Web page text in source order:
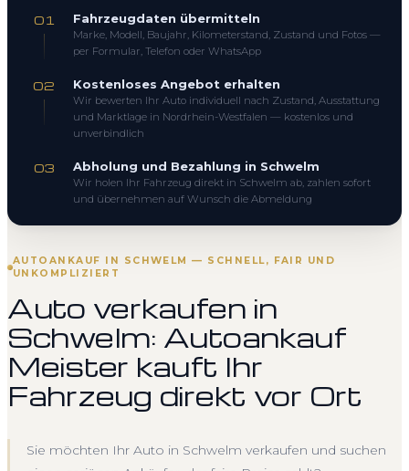
AUTOANKAUF IN SCHWELM — SCHNELL, FAIR UND
UNKOMPLIZIERT
Auto verkaufen in
Schwelm: Autoankauf
Meister kauft Ihr
Fahrzeug direkt vor Ort
Sie möchten Ihr Auto in Schwelm verkaufen und suchen
01 Fahrzeugdaten übermitteln
Marke, Modell, Baujahr, Kilometerstand, Zustand und Fotos —
per Formular, Telefon oder WhatsApp
02 Kostenloses Angebot erhalten
Wir bewerten Ihr Auto individuell nach Zustand, Ausstattung
und Marktlage in Nordrhein-Westfalen — kostenlos und
unverbindlich
03 Abholung und Bezahlung in Schwelm
Wir holen Ihr Fahrzeug direkt in Schwelm ab, zahlen sofort
und übernehmen auf Wunsch die Abmeldung